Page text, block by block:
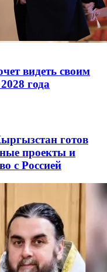
видеть своим
года
готов
проекты и
с Россией